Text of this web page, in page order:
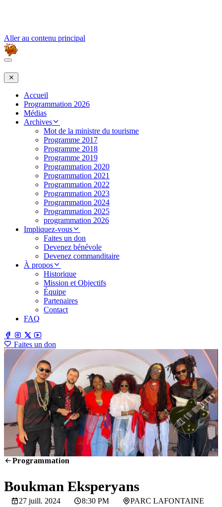
Aller au contenu principal
Accueil
Programmation 2026
Médias
Archives
Mot de la ministre du tourisme
Programme 2017
Programme 2018
Programme 2019
Programmation 2020
Programmation 2021
Programmation 2022
Programmation 2023
Programmation 2024
Programmation 2025
programmation 2026
Impliquez-vous
Faites un don
Devenez bénévole
Devenez commanditaire
À propos
Historique
Mission et Objectifs
Équipe
Partenaires
Contact
FAQ
Faites un don
Programmation
Boukman Eksperyans
27 juill. 2024 8:30 PM
PARC LAFONTAINE